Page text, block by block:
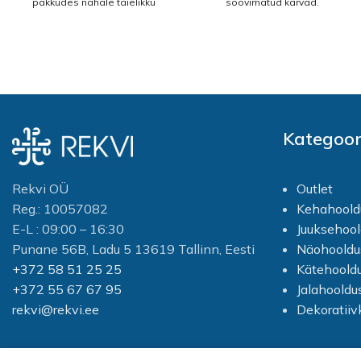
ja riisikliiõli– aitavad nahka
sügavuti niisutada ja
pehmendada, andes samal
Aktiivsed koostisosad:
ekstraktAitab toetada naha
taastumisprotsesse ja
muudab naha siledamaks.
Siidiproteiinid
Kasutamine: Ilus sile nahk
ettevaatusabinõusid.
kurvilisemat otsa, kandke
Veet kreem ühtlaselt nahale
laiali, nii et kõik karvad oleksid
täielikult kaetud. 2. Jätke
kreem nahale 5 minutiks,
seejärel eemaldage
spaatliga kreem väikeselt
testalalt. Kui karvad tulevad
kergesti ära, kasutage spaatli
Rekvi OÜ
Reg.: 10057082
E-L : 09:00 – 16:30
Punane 56B, Ladu 5 13619 Tallinn, Eesti
+372 58 51 25 25
+372 55 67 67 95
rekvi@rekvi.ee
Outlet